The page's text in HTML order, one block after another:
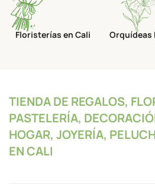
Floristerías en Cali Orquídeas
TIENDA DE REGALOS,
PASTELERÍA,
HOGAR, JOYERÍA,
EN CALI